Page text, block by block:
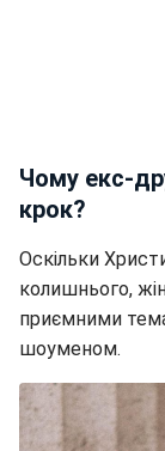
Чому екс-
крок?
Оскільки
колишнього,
приємними
шоуменом.